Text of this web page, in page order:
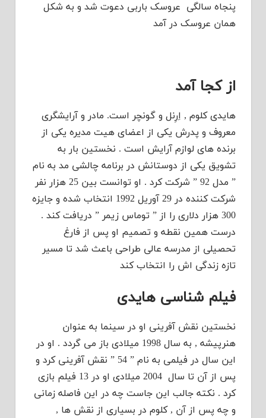
پنجاه سالگی عروسک باربی دعوت شد و به شکل
همان عروسک در آمد
از کجا آمد
هایدی کلوم , اِرِنل و گونچر است. مادر و آرایشگری
معروف و پدرش یکی از اعضای هیت مدیره یکی از
برنده های لوازم آرایش است . نخستین بار به
تشویق یکی از دوستانش در برنامه چالشی مد به نام
” مدل 92 ” شرکت کرد . او توانست بین 25 هزار نفر
شرکت کننده در 29 آوریل 1992 انتخاب شده و جایزه
300 هزار دلاری را از ” توماس زیمر ” دریافت کند .
درست همین نقطه و تصمیم او پس از فارغ
تحصیلی از مدرسه عالی طراحی باعث شد تا مسیر
تازه زندگی اش را انتخاب کند
فیلم شناسی هایدی
نخستین نقش آفرینی او در سینما به عنوان
هنرپیشه , به سال 1998 میلادی باز می گردد . او در
این سال در فیلمی به نام ” 54 ” نقش آفرینی کرد و
پس از آن تا سال 2004 میلادی او در 13 فیلم بازی
کرد . نکته جالب این جاست چه در این فاصله زمانی
و چه پس از آن , کلوم در بسیاری از نقش ها ,